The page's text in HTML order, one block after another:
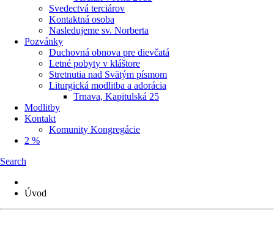
Svedectvá terciárov
Kontaktná osoba
Nasledujeme sv. Norberta
Pozvánky
Duchovná obnova pre dievčatá
Letné pobyty v kláštore
Stretnutia nad Svätým písmom
Liturgická modlitba a adorácia
Trnava, Kapitulská 25
Modlitby
Kontakt
Komunity Kongregácie
2 %
Search
Úvod